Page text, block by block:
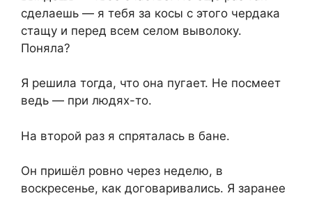
сделаешь — я тебя за косы с этого чердака
стащу и перед всем селом выволоку.
Поняла?
Я решила тогда, что она пугает. Не посмеет
ведь — при людях-то.
На второй раз я спряталась в бане.
Он пришёл ровно через неделю, в
воскресенье, как договаривались. Я заранее